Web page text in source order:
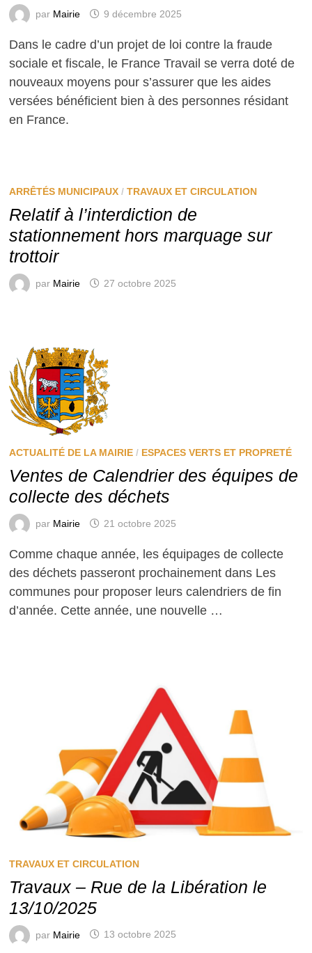
par Mairie 9 décembre 2025
Dans le cadre d’un projet de loi contre la fraude
sociale et fiscale, le France Travail se verra doté de
nouveaux moyens pour s’assurer que les aides
versées bénéficient bien à des personnes résidant
en France.
ARRÊTÉS MUNICIPAUX /TRAVAUX ET CIRCULATION
Relatif à l’interdiction de
stationnement hors marquage sur
trottoir
par Mairie 27 octobre 2025
ACTUALITÉ DE LA MAIRIE / ESPACES VERTS ET PROPRETÉ
Ventes de Calendrier des équipes de
collecte des déchets
par Mairie 21 octobre 2025
Comme chaque année, les équipages de collecte
des déchets passeront prochainement dans Les
communes pour proposer leurs calendriers de fin
d’année. Cette année, une nouvelle …
TRAVAUX ET CIRCULATION
Travaux – Rue de la Libération le
13/10/2025
par Mairie 13 octobre 2025